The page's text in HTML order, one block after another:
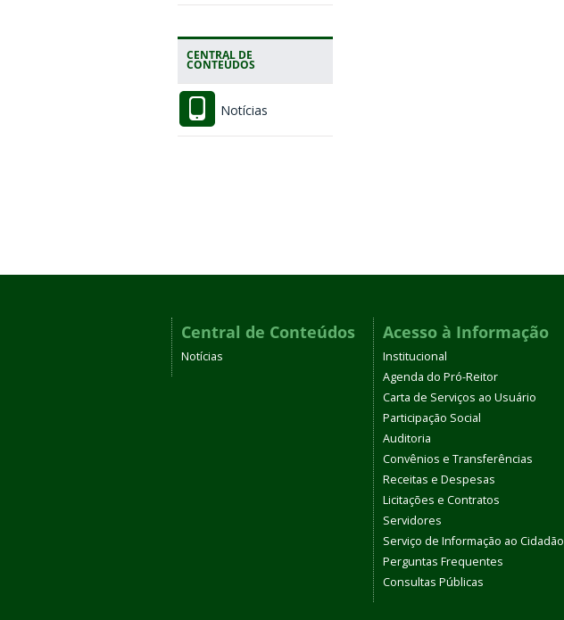
CENTRAL DE
CONTEÚDOS
Notícias
Central de Conteúdos
Notícias
Acesso à Informação
Institucional
Agenda do Pró-Reitor
Carta de Serviços ao Usuário
Participação Social
Auditoria
Convênios e Transferências
Receitas e Despesas
Licitações e Contratos
Servidores
Serviço de Informação ao Cidadão
Perguntas Frequentes
Consultas Públicas